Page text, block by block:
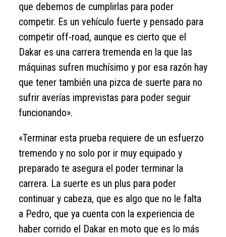
que debemos de cumplirlas para poder
competir. Es un vehículo fuerte y pensado para
competir off-road, aunque es cierto que el
Dakar es una carrera tremenda en la que las
máquinas sufren muchísimo y por esa razón hay
que tener también una pizca de suerte para no
sufrir averías imprevistas para poder seguir
funcionando».
«Terminar esta prueba requiere de un esfuerzo
tremendo y no solo por ir muy equipado y
preparado te asegura el poder terminar la
carrera. La suerte es un plus para poder
continuar y cabeza, que es algo que no le falta
a Pedro, que ya cuenta con la experiencia de
haber corrido el Dakar en moto que es lo más